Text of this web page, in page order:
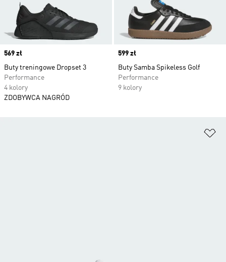
Price
569 zł
Buty treningowe Dropset 3
Performance
4 kolory
ZDOBYWCA NAGRÓD
Price
599 zł
Buty Samba Spikeless Golf
Performance
9 kolory